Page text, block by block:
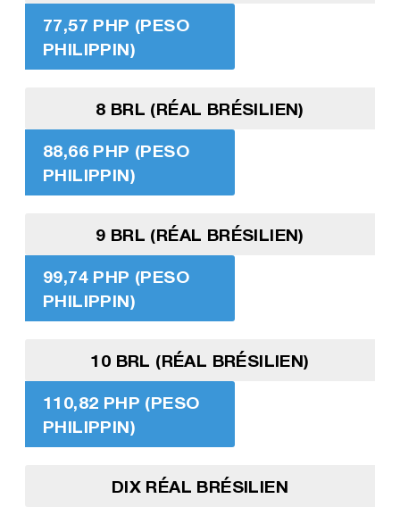
77,57 PHP (PESO
PHILIPPIN)
8 BRL (RÉAL BRÉSILIEN)
88,66 PHP (PESO
PHILIPPIN)
9 BRL (RÉAL BRÉSILIEN)
99,74 PHP (PESO
PHILIPPIN)
10 BRL (RÉAL BRÉSILIEN)
110,82 PHP (PESO
PHILIPPIN)
DIX RÉAL BRÉSILIEN